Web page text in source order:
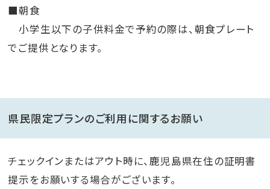
■朝食
小学生以下の子供料金で予約の際は、朝食プレート
でご提供となります。
県民限定プランのご利用に関するお願い
チェックインまたはアウト時に、鹿児島県在住の証明書
提示をお願いする場合がございます。